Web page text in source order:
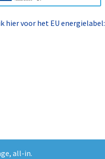
all-in.
hier voor het EU energielabel: